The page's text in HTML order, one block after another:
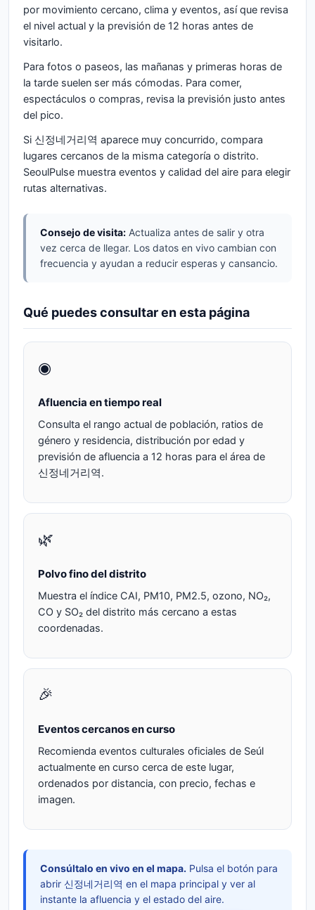
por movimiento cercano, clima y eventos, así que revisa
el nivel actual y la previsión de 12 horas antes de
visitarlo.
Para fotos o paseos, las mañanas y primeras horas de
la tarde suelen ser más cómodas. Para comer,
espectáculos o compras, revisa la previsión justo antes
del pico.
Si 신정네거리역 aparece muy concurrido, compara
lugares cercanos de la misma categoría o distrito.
SeoulPulse muestra eventos y calidad del aire para elegir
rutas alternativas.
Consejo de visita: Actualiza antes de salir y otra
vez cerca de llegar. Los datos en vivo cambian con
frecuencia y ayudan a reducir esperas y cansancio.
Qué puedes consultar en esta página
◉
Afluencia en tiempo real
Consulta el rango actual de población, ratios de
género y residencia, distribución por edad y
previsión de afluencia a 12 horas para el área de
신정네거리역.
🌿
Polvo fino del distrito
Muestra el índice CAI, PM10, PM2.5, ozono, NO₂,
CO y SO₂ del distrito más cercano a estas
coordenadas.
🎉
Eventos cercanos en curso
Recomienda eventos culturales oficiales de Seúl
actualmente en curso cerca de este lugar,
ordenados por distancia, con precio, fechas e
imagen.
Consúltalo en vivo en el mapa. Pulsa el botón para
abrir 신정네거리역 en el mapa principal y ver al
instante la afluencia y el estado del aire.